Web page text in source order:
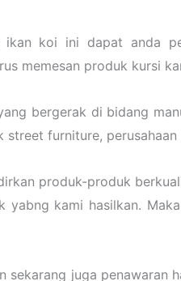
ikan koi ini dapat anda
memesan produk kursi
bergerak di bidang
furniture,
produk-produk
yabng kami hasilkan.
sekarang juga penawaran